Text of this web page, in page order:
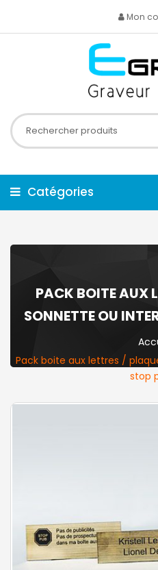
Mon
Catégories
PACK BOITE AUX
SONNETTE OU
Pack boite aux lettres /
stop